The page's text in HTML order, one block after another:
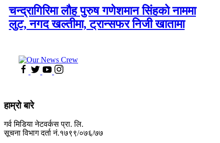
चन्द्रागिरिमा लौह पुरुष गणेशमान सिंहको नाममा
लुट, नगद खल्तीमा, ट्रान्सफर निजी खातामा
हाम्रो बारे
गर्व मिडिया नेटवर्कस प्रा. लि.
सूचना विभाग दर्ता नं.१७९९/०७६/७७